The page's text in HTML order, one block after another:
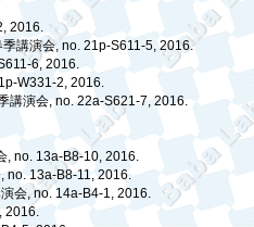
2016.
季講演会, no. 21p-S611-5, 2016.
6, 2016.
W331-2, 2016.
講演会, no. 22a-S621-7, 2016.
, no. 13a-B8-10, 2016.
, no. 13a-B8-11, 2016.
会, no. 14a-B4-1, 2016.
2016.